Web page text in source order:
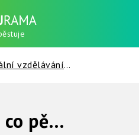
PŘIHLÁSIT SE
vzdělávání
Kde se co pěstuje